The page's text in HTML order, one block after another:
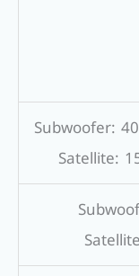
Subwoofer:
Satellite: